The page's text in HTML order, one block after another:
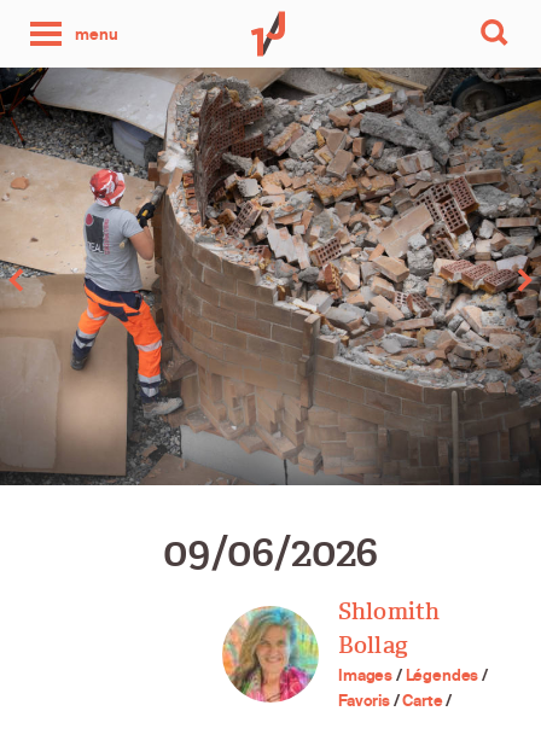
menu
photo
par
jour
09/06/2026
Shlomith
Bollag
Images/Légendes/
Favoris/Carte/